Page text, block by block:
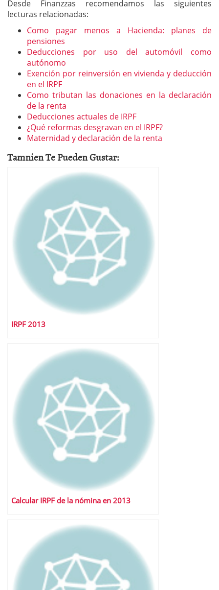
Desde Finanzzas recomendamos las siguientes
lecturas relacionadas:
Como pagar menos a Hacienda: planes de
pensiones
Deducciones por uso del automóvil como
autónomo
Exención por reinversión en vivienda y deducción
en el IRPF
Como tributan las donaciones en la declaración
de la renta
Deducciones actuales de IRPF
¿Qué reformas desgravan en el IRPF?
Maternidad y declaración de la renta
Tamnien Te Pueden Gustar:
IRPF 2013
Calcular IRPF de la nómina en 2013